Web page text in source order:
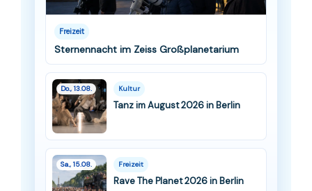
Freizeit
Sternennacht im Zeiss Großplanetarium
Do., 13.08. Kultur
Tanz im August 2026 in Berlin
Sa., 15.08. Freizeit
Rave The Planet 2026 in Berlin